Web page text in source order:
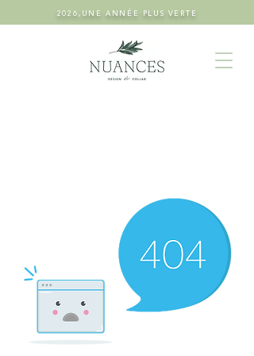
2026,UNE ANNÉE PLUS VERTE